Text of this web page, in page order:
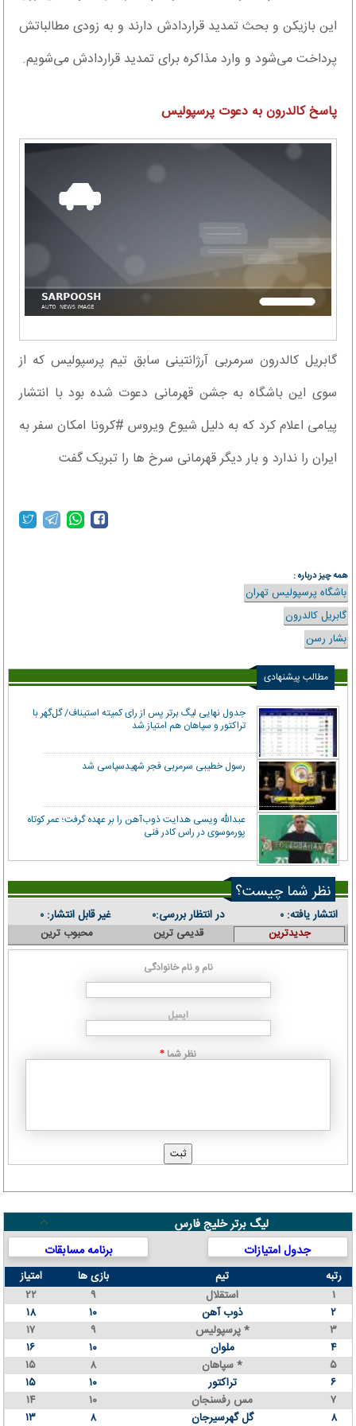
این بازیکن و بحث تمدید قراردادش دارند و به زودی مطالباتش
پرداخت می‌شود و وارد مذاکره برای تمدید قراردادش می‌شویم.
پاسخ کالدرون به دعوت پرسپولیس
گابریل کالدرون سرمربی آرژانتینی سابق تیم پرسپولیس که از
سوی این باشگاه به جشن قهرمانی دعوت شده بود با انتشار
پیامی اعلام کرد که به دلیل شیوع ویروس #کرونا امکان سفر به
ایران را ندارد و بار دیگر قهرمانی سرخ ها را تبریک گفت
همه چیز درباره :
باشگاه پرسپولیس تهران
گابریل کالدرون
بشار رسن
مطالب پیشنهادی
جدول نهایی لیگ برتر پس از رای کمیته استیناف/ گل‌گهر با
تراکتور و سپاهان هم امتیاز شد
رسول خطیبی سرمربی فجر شهیدسپاسی شد
عبدالله ویسی هدایت ذوب‌آهن را بر عهده گرفت؛ عمر کوتاه
پورموسوی در راس کادر فنی
نظر شما چیست؟
انتشار یافته: ۰ در انتظار بررسی:۰ غیر قابل انتشار: ۰
جدیدترین قدیمی ترین محبوب ترین
نام و نام خانوادگی
ایمیل
نظر شما *
لیگ برتر خلیج فارس
جدول امتیازات
برنامه مسابقات
رتبه تیم بازی ها
امتیاز
۱
استقلال ۹
۲۲
۲
ذوب آهن ۱۰
۱۸
۳
پرسپولیس * ۹
۱۷
۴
ملوان ۱۰
۱۶
۵
سپاهان * ۸
۱۵
۶
تراکتور ۱۰
۱۵
۷
مس رفسنجان ۱۰
۱۴
۸
گل گهرسیرجان ۸
۱۳